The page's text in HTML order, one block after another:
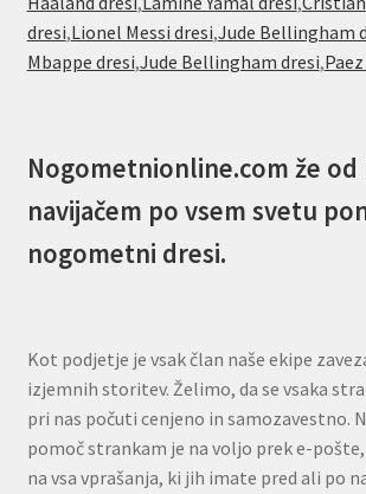
dresi,Lionel Messi dresi,Jude Bellingham
Mbappe dresi,Jude Bellingham dresi,
Nogometnionline.com že od
navijačem po vsem svetu
nogometni dresi.
Kot podjetje je vsak član naše ekipe
izjemnih storitev. Želimo, da se vsaka
pri nas počuti cenjeno in samozavestno.
pomoč strankam je na voljo prek e-
na vsa vprašanja, ki jih imate pred ali po